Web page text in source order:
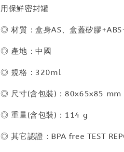
用保鮮密封罐
◎ 材質：盒身AS、盒蓋矽膠
◎ 產地：中國
◎ 規格：320ml
◎ 尺寸(含包裝)：80x65x85 mm
◎ 重量(含包裝)：114 g
◎ 其它認證：BPA free TEST